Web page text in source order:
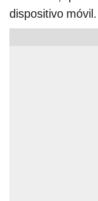
dispositivo móvil.